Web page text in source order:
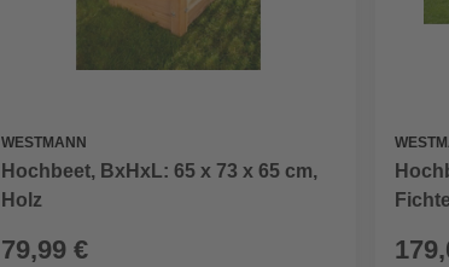
WESTMANN
Hochbeet, BxHxL: 65 x 73 x 65 cm,
Holz
79,99 €